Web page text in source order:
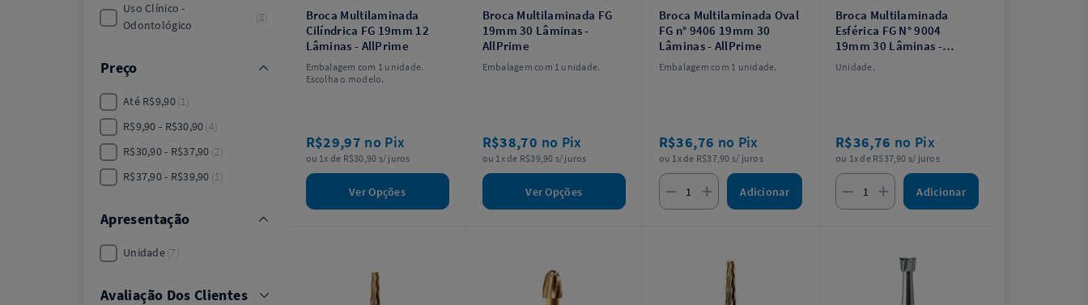
Broca Multilaminada
Cilíndrica FG 19mm 12
Lâminas - AllPrime
Embalagem com 1 unidade.
Escolha o modelo.
R$29,97 no Pix
ou 1x de R$30,90 s/ juros
Ver Opções
Broca Multilaminada FG
19mm 30 Lâminas -
AllPrime
Embalagem com 1 unidade.
R$38,70 no Pix
ou 1x de R$39,90 s/ juros
Ver Opções
Broca Multilaminada Oval
FG n° 9406 19mm 30
Lâminas - AllPrime
Embalagem com 1 unidade.
R$36,76 no Pix
ou 1x de R$37,90 s/ juros
Adicionar
Broca Multilaminada
Esférica FG N° 9004
19mm 30 Lâminas -
AllPrime
Unidade.
R$36,76 no Pix
ou 1x de R$37,90 s/ juros
Adicionar
Uso Clínico -
Odontológico
8
Preço
Até R$9,90 1
R$9,90 - R$30,90 4
R$30,90 - R$37,90 2
R$37,90 - R$39,90 1
Apresentação
Unidade 7
Avaliação Dos Clientes